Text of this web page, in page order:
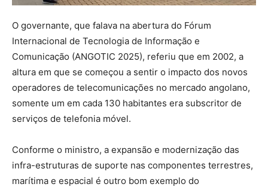
O governante, que falava na abertura do Fórum
Internacional de Tecnologia de Informação e
Comunicação (ANGOTIC 2025), referiu que em 2002, a
altura em que se começou a sentir o impacto dos novos
operadores de telecomunicações no mercado angolano,
somente um em cada 130 habitantes era subscritor de
serviços de telefonia móvel.
Conforme o ministro, a expansão e modernização das
infra-estruturas de suporte nas componentes terrestres,
marítima e espacial é outro bom exemplo do